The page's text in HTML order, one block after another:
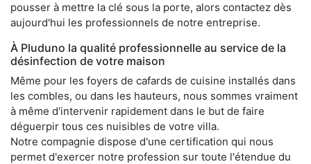
pousser à mettre la clé sous la porte, alors contactez dès
aujourd'hui les professionnels de notre entreprise.
À Pluduno la qualité professionnelle au service de la
désinfection de votre maison
Même pour les foyers de cafards de cuisine installés dans
les combles, ou dans les hauteurs, nous sommes vraiment
à même d'intervenir rapidement dans le but de faire
déguerpir tous ces nuisibles de votre villa.
Notre compagnie dispose d'une certification qui nous
permet d'exercer notre profession sur toute l'étendue du